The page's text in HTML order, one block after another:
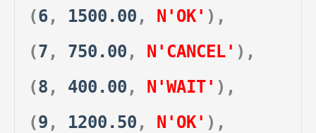
(6, 1500.00 , N'OK' ),
(7 , 750.00 , N'CANCEL' ),
(8 , 400.00 , N'WAIT' ),
(9 , 1200.50 , N'OK' ),